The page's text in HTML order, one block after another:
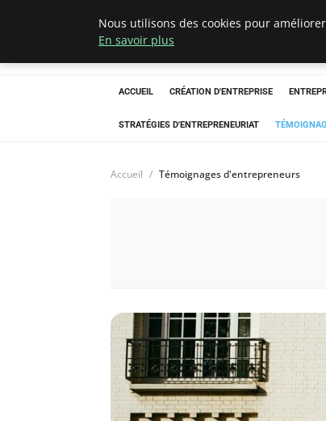
LECFCM
ACCUEIL CRÉATION D'ENTREPRISE
STRATÉGIES D'ENTREPRENEURIAT
Accueil Témoignages d'entrepreneurs
Nous utilisons des cookies pour
En savoir plus